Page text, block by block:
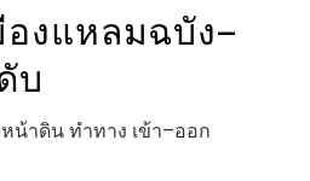
งแหลมฉบัง–
บ
น้าดิน ทำทาง เข้า–ออก